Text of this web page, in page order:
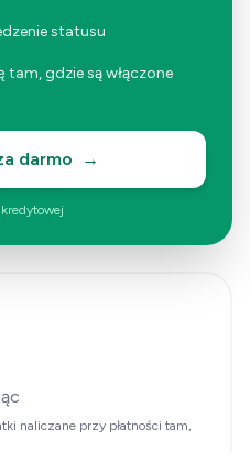
statusu
gdzie są włączone
darmo →
naliczane przy płatności tam,